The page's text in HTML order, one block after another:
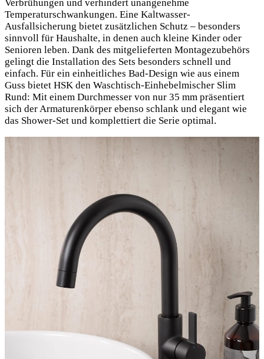
Verbrühungen und verhindert unangenehme
Temperaturschwankungen. Eine Kaltwasser-
Ausfallsicherung bietet zusätzlichen Schutz – besonders
sinnvoll für Haushalte, in denen auch kleine Kinder oder
Senioren leben. Dank des mitgelieferten Montagezubehörs
gelingt die Installation des Sets besonders schnell und
einfach. Für ein einheitliches Bad-Design wie aus einem
Guss bietet HSK den Waschtisch-Einhebelmischer Slim
Rund: Mit einem Durchmesser von nur 35 mm präsentiert
sich der Armaturenkörper ebenso schlank und elegant wie
das Shower-Set und komplettiert die Serie optimal.